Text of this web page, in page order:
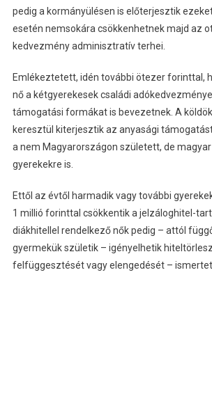
pedig a kormányülésen is előterjesztik
esetén nemsokára csökkenhetnek majd az
kedvezmény adminisztratív terhei.
Emlékeztetett, idén további ötezer forinttal,
nő a kétgyerekesek családi
támogatási formákat is bevezetnek. A
keresztül kiterjesztik az anyasági
a nem Magyarországon született, de
gyerekekre is.
Ettől az évtől harmadik vagy további
1 millió forinttal csökkentik a jelzáloghitel-
diákhitellel rendelkező nők pedig – attól
gyermekük születik – igényelhetik
felfüggesztését vagy elengedését –